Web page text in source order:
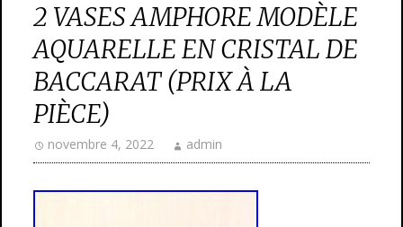
2 VASES AMPHORE MODÈLE
AQUARELLE EN CRISTAL DE
BACCARAT (PRIX À LA
PIÈCE)
novembre 4, 2022 admin